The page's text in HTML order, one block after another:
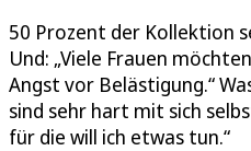
50 Prozent der Kollektion
Und: „Viele Frauen
Angst vor Belästigung.“
sind sehr hart mit sich
für die will ich etwas tun.“